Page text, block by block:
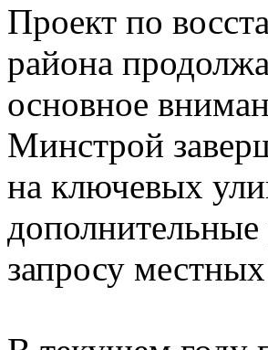
Проект по
района
основное
Минстрой
на ключевых
запросу